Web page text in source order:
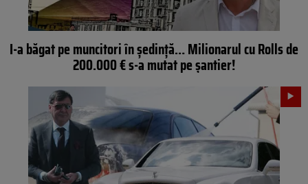
I-a băgat pe muncitori în ședință… Milionarul cu Rolls de
200.000 € s-a mutat pe șantier!